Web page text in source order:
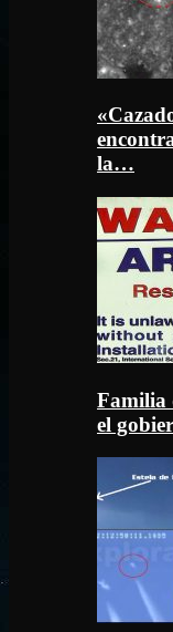
la…
Familia
el